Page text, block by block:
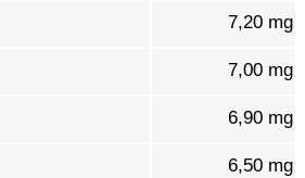
7,20 mg
7,00 mg
6,90 mg
6,50 mg